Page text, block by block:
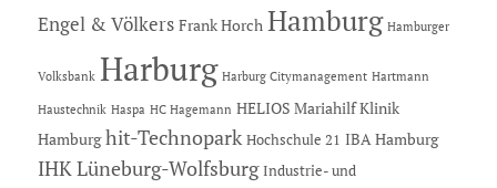
Engel & Völkers Frank Horch Hamburg Hamburger
Volksbank Harburg Harburg Citymanagement Hartmann
Haustechnik Haspa HC Hagemann HELIOS Mariahilf Klinik
Hamburg hit-Technopark Hochschule 21 IBA Hamburg
IHK Lüneburg-Wolfsburg Industrie- und